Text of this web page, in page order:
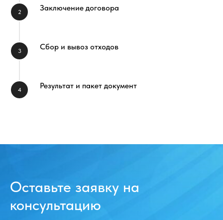
2 Заключение договора
3 Сбор и вывоз отходов
4 Результат и пакет документ
Оставьте заявку на
консультацию